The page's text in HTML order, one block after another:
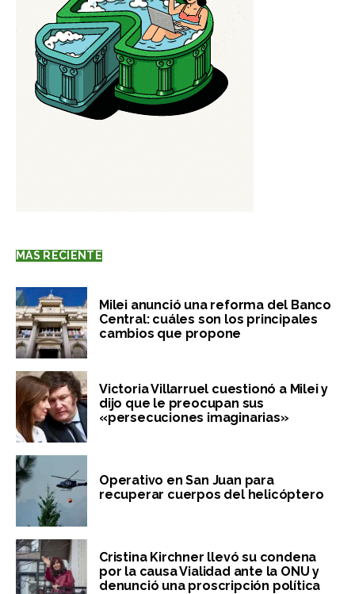
MÁS RECIENTE
Milei anunció una reforma del Banco
Central: cuáles son los principales
cambios que propone
Victoria Villarruel cuestionó a Milei y
dijo que le preocupan sus
«persecuciones imaginarias»
Operativo en San Juan para
recuperar cuerpos del helicóptero
Cristina Kirchner llevó su condena
por la causa Vialidad ante la ONU y
denunció una proscripción política